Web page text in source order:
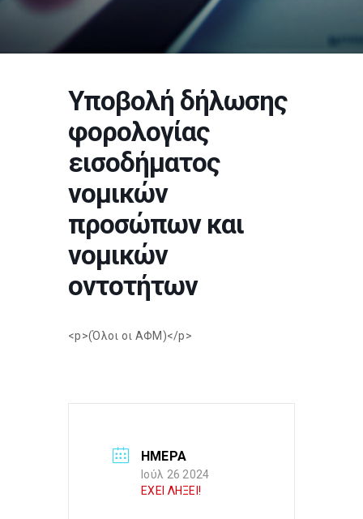
Υποβολή δήλωσης
φορολογίας
εισοδήματος
νομικών
προσώπων και
νομικών
οντοτήτων
<p>(Όλοι οι ΑΦΜ)</p>
ΗΜΕΡΑ
Ιούλ 26 2024
ΕΧΕΙ ΛΗΞΕΙ!